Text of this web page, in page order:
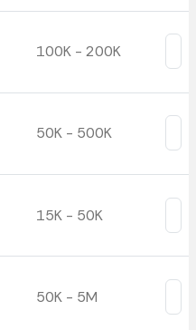
100K - 200K
50K - 500K
15K - 50K
50K - 5M